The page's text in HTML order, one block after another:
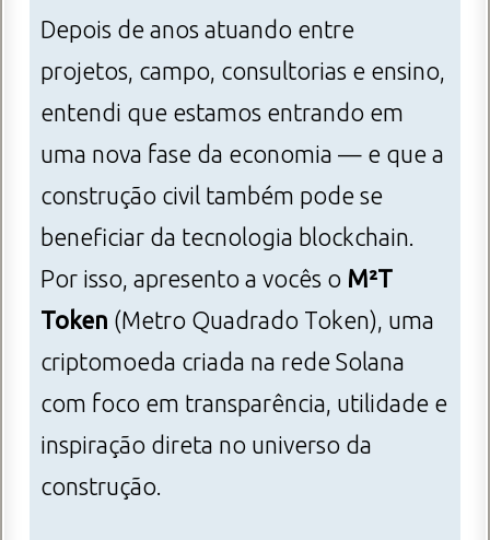
Depois de anos atuando entre
projetos, campo, consultorias e ensino,
entendi que estamos entrando em
uma nova fase da economia — e que a
construção civil também pode se
beneficiar da tecnologia blockchain.
Por isso, apresento a vocês o M²T
Token (Metro Quadrado Token), uma
criptomoeda criada na rede Solana
com foco em transparência, utilidade e
inspiração direta no universo da
construção.